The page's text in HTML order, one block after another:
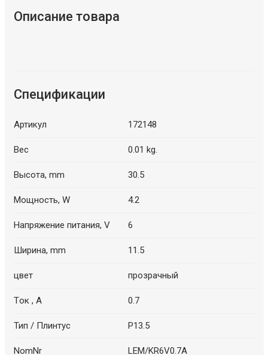
Описание товара
Спецификации
Артикул 172148
Вес 0.01 kg.
Высота, mm 30.5
Мощность, W 4.2
Напряжение питания, V 6
Ширина, mm 11.5
цвет прозрачный
Tок , A 0.7
Тип / Плинтус P13.5
NomNr LEM/KR6V0.7A